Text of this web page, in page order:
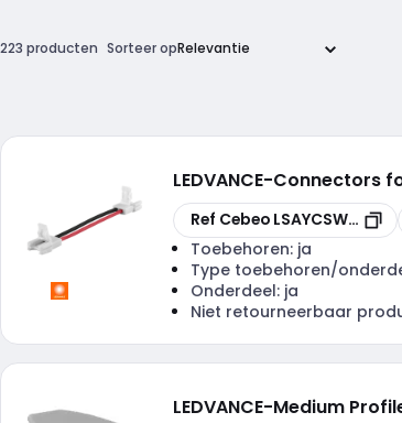
223 producten Sorteer op
LEDVANCE-Connectors
Kopiëren
Ref Cebeo LSAYCSWP250
Toebehoren: ja
Type toebehoren/
Onderdeel: ja
Niet retourneerbaar
LEDVANCE-Medium